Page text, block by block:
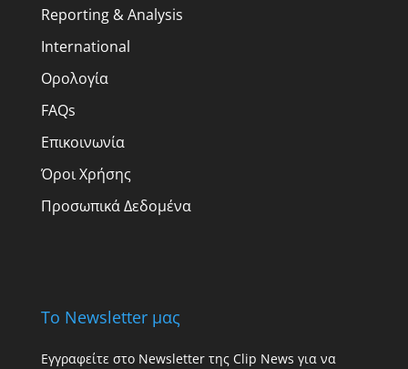
Reporting & Analysis
International
Ορολογία
FAQs
Επικοινωνία
Όροι Χρήσης
Προσωπικά Δεδομένα
Το Newsletter μας
Εγγραφείτε στο Newsletter της Clip News για να